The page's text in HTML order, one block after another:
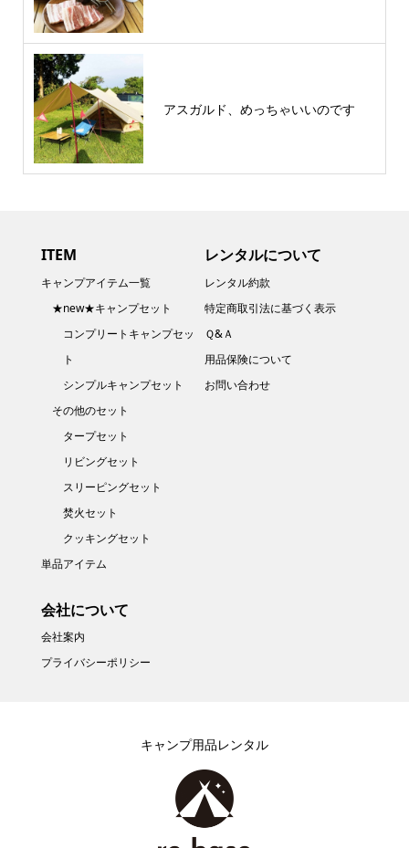
アスガルド、めっちゃいいのです
ITEM
キャンプアイテム一覧
★new★キャンプセット
コンプリートキャンプセッ
ト
シンプルキャンプセット
その他のセット
タープセット
リビングセット
スリーピングセット
焚火セット
クッキングセット
単品アイテム
レンタルについて
レンタル約款
特定商取引法に基づく表示
Ｑ&Ａ
用品保険について
お問い合わせ
会社について
会社案内
プライバシーポリシー
キャンプ用品レンタル